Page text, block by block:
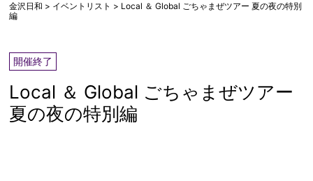
金沢日和 > イベントリスト > Local ＆ Global ごちゃまぜツアー 夏の夜の特別
編
開催終了
Local ＆ Global ごちゃまぜツアー
夏の夜の特別編